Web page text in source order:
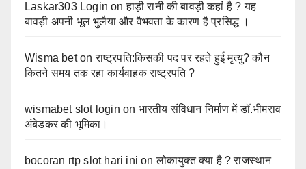
Laskar303 Login onहाड़ी रानी की बावड़ी कहां है ? यह
बावड़ी अपनी भूल भुलैया और वैभवता के कारण है प्रसिद्ध ।
Wisma betonराष्ट्रपति:किसकी पद पर रहते हुई मृत्यु? कौन
कितने समय तक रहा कार्यवाहक राष्ट्रपति ?
wismabet slot login on भारतीय संविधान निर्माण में डॉ.भीमराव
अंबेडकर की भूमिका।
bocoran rtp slot hari ini onलोकायुक्त क्या है ? राजस्थान